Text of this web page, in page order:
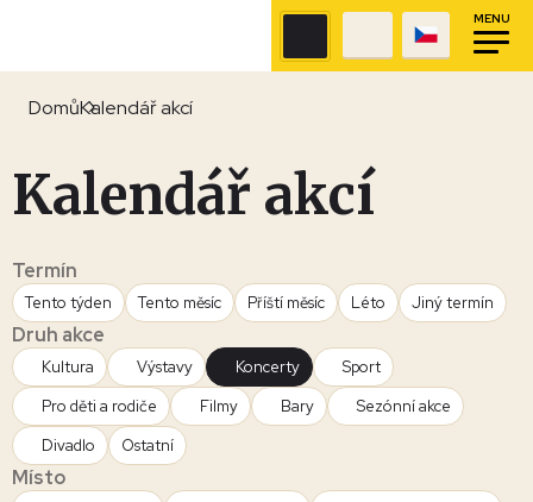
MENU
DomůKalendář akcí
Kalendář akcí
Termín
Tento týden Tento měsíc Příští měsíc Léto Jiný termín
Druh akce
Kultura Výstavy Koncerty
Sport
Pro děti a rodiče
Filmy Bary
Sezónní akce
Divadlo
Ostatní
Místo